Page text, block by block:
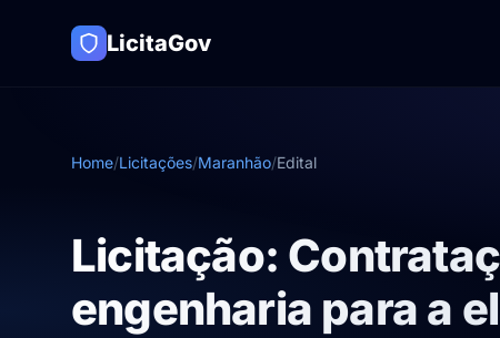
LicitaGov
Home/Licitações/Maranhão/Edital
Licitação:
engenharia para a